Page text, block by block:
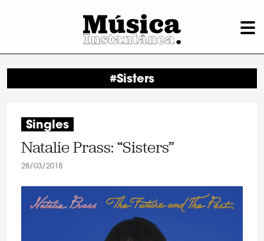
#Sisters
Singles
Natalie Prass: “Sisters”
28/03/2018